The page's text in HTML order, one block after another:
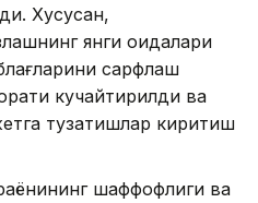
Хусусан,
янги қоидалари
сарфлаш
кучайтирилди ва
тузатишлар киритиш
шаффофлиги ва